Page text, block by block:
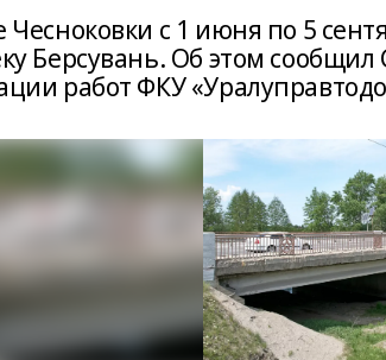
Чесноковки с 1 июня по 5
Берсувань. Об этом
работ ФКУ